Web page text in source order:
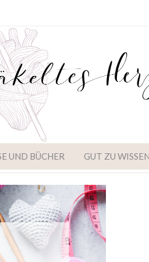
UND BÜCHER GUT ZU